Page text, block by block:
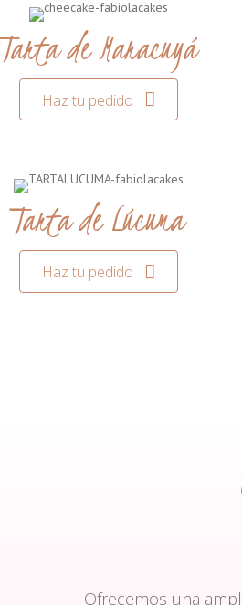
Tarta de Maracuyá
Haz tu pedido
Tarta de Lúcuma
Haz tu pedido
Ofrecemos una